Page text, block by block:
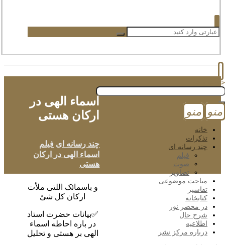
منو
رسانه ای
فیلم
صوت
تصاویر
موضوعی
اسماء الهی در
ارکان هستی
چند رسانه ای فیلم
اسماء الهی در ارکان
هستی
و باسمائک اللتی ملأت
ارکان کل شئ
✅بیانات حضرت استاد
در باره احاطه اسماء
الهی بر هستی و تحلیل